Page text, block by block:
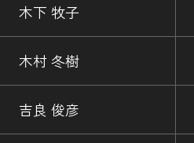
木下 牧子
木村 冬樹
吉良 俊彦